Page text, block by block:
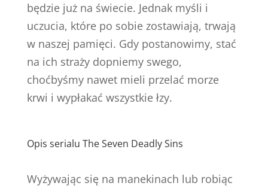
będzie już na świecie. Jednak myśli i
uczucia, które po sobie zostawiają, trwają
w naszej pamięci. Gdy postanowimy, stać
na ich straży dopniemy swego,
choćbyśmy nawet mieli przelać morze
krwi i wypłakać wszystkie łzy.
Opis serialu The Seven Deadly Sins
Wyżywając się na manekinach lub robiąc